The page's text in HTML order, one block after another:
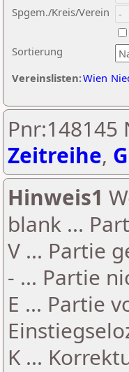
Sortierung
Spgem./Kreis/Verein
Vereinslisten:Wien
Pnr:148145
Zeitreihe,
Hinweis1
blank ...
V ... Partie
- ... Partie
E ... Partie
K ...